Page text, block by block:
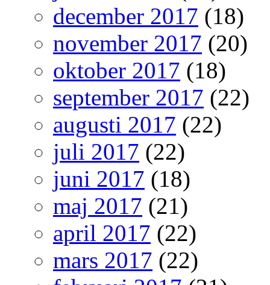
december 2017 (18)
november 2017 (20)
oktober 2017 (18)
september 2017 (22)
augusti 2017 (22)
juli 2017 (22)
juni 2017 (18)
maj 2017 (21)
april 2017 (22)
mars 2017 (22)